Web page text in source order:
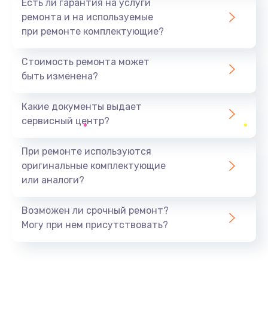
Есть ли гарантия на услуги
ремонта и на используемые
при ремонте комплектующие?
Стоимость ремонта может
быть изменена?
Какие документы выдает
сервисный центр?
При ремонте используются
оригинальные комплектующие
или аналоги?
Возможен ли срочный ремонт?
Могу при нем присутствовать?